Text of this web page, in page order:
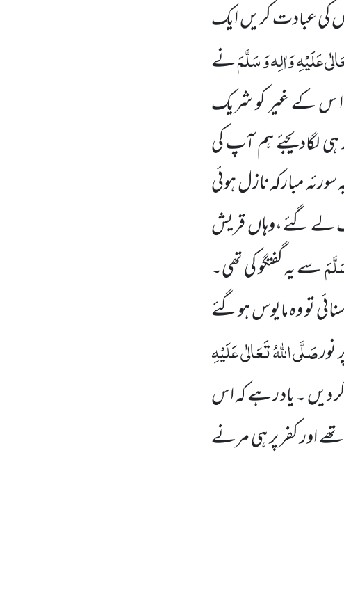
کی عبادت کریںایک
عَلَیْہِ وَاٰلِہ وَ سَلَّمَنے
س کے غیر کو شریک
ہی لگادیجئے ہم آپ کی
مبارکہ نازل ہوئی
گئے ،وہاںقریش
سے یہ گفتگو کی تھی۔
تو وہ مایوس ہوگئے
نورصَلَّی اللّٰہُ تَعَالٰی عَلَیْہِ
کر دیں ۔ یاد رہے کہ اس
اور کفر پر ہی مرنے